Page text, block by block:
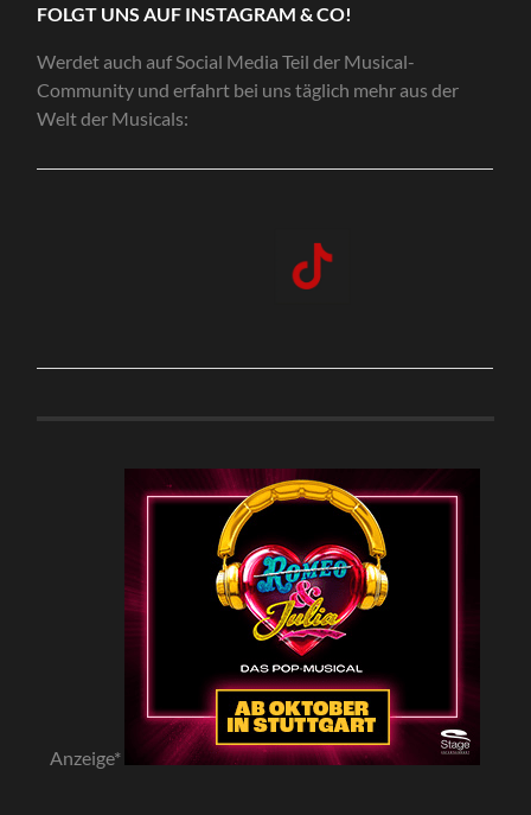
FOLGT UNS AUF INSTAGRAM & CO!
Werdet auch auf Social Media Teil der Musical-
Community und erfahrt bei uns täglich mehr aus der
Welt der Musicals:
Anzeige*